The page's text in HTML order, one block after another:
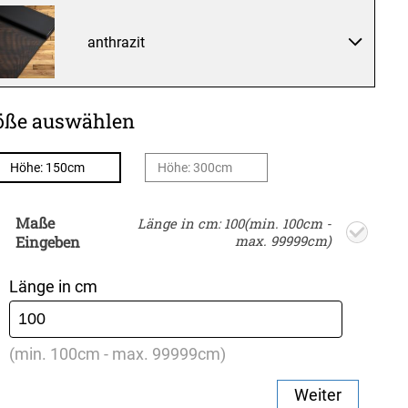
anthrazit
auswählen
Höhe: 150cm Höhe: 300cm
Maße
Eingeben
Länge in cm: 100(min. 100cm -
max. 99999cm)
Länge in cm
(min. 100cm - max. 99999cm)
Weiter